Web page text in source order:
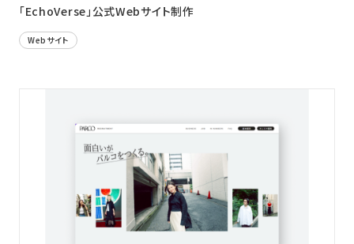
「EchoVerse」公式Webサイト制作
Webサイト